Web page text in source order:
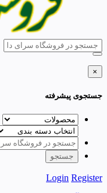
×
جستجوی پیشرفته
Login Register